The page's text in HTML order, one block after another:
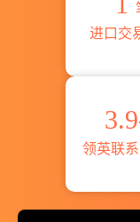
进口交
3.9
领英联